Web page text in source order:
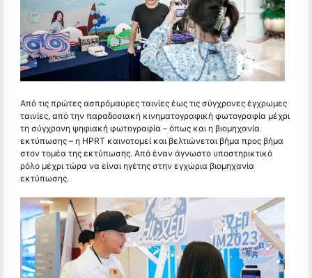
Από τις πρώτες ασπρόμαυρες ταινίες έως τις σύγχρονες έγχρωμες
ταινίες, από την παραδοσιακή κινηματογραφική φωτογραφία μέχρι
τη σύγχρονη ψηφιακή φωτογραφία – όπως και η βιομηχανία
εκτύπωσης – η HPRT καινοτομεί και βελτιώνεται βήμα προς βήμα
στον τομέα της εκτύπωσης. Από έναν άγνωστο υποστηρικτικό
ρόλο μέχρι τώρα να είναι ηγέτης στην εγχώρια βιομηχανία
εκτύπωσης.